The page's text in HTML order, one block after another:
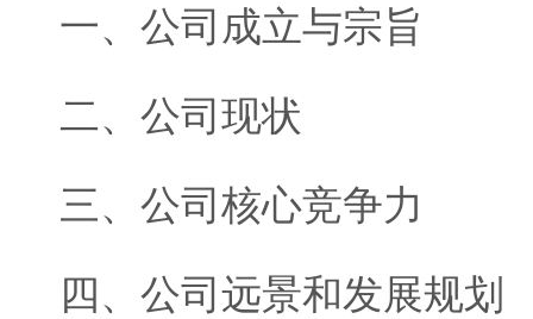
一、公司成立与宗旨
二、公司现状
三、公司核心竞争力
四、公司远景和发展规划